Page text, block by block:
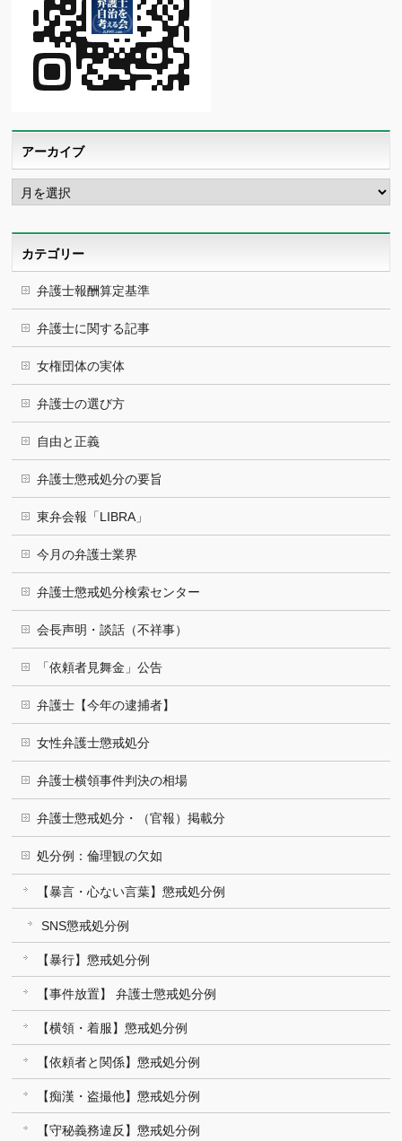
アーカイブ
ア
ー
カ
カテゴリー
弁護士報酬算定基準
弁護士に関する記事
女権団体の実体
弁護士の選び方
自由と正義
弁護士懲戒処分の要旨
東弁会報「LIBRA」
今月の弁護士業界
弁護士懲戒処分検索センター
会長声明・談話（不祥事）
「依頼者見舞金」公告
弁護士【今年の逮捕者】
女性弁護士懲戒処分
弁護士横領事件判決の相場
弁護士懲戒処分・（官報）掲載分
処分例：倫理観の欠如
【暴言・心ない言葉】懲戒処分例
SNS懲戒処分例
【暴行】懲戒処分例
【事件放置】 弁護士懲戒処分例
【横領・着服】懲戒処分例
【依頼者と関係】懲戒処分例
【痴漢・盗撮他】懲戒処分例
【守秘義務違反】懲戒処分例